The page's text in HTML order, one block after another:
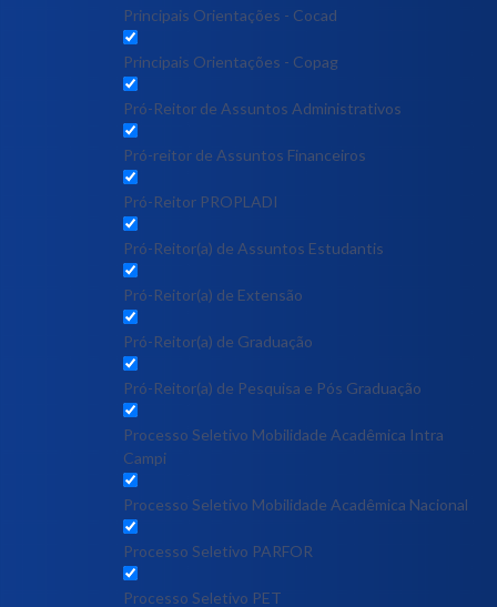
Principais Orientações - Cocad
Principais Orientações - Copag
Pró-Reitor de Assuntos Administrativos
Pró-reitor de Assuntos Financeiros
Pró-Reitor PROPLADI
Pró-Reitor(a) de Assuntos Estudantis
Pró-Reitor(a) de Extensão
Pró-Reitor(a) de Graduação
Pró-Reitor(a) de Pesquisa e Pós Graduação
Processo Seletivo Mobilidade Acadêmica Intra
Campi
Processo Seletivo Mobilidade Acadêmica Nacional
Processo Seletivo PARFOR
Processo Seletivo PET